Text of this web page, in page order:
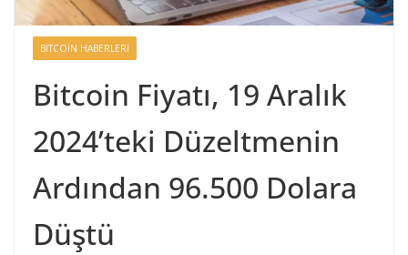
BITCOIN HABERLERI
Bitcoin Fiyatı, 19 Aralık
2024’teki Düzeltmenin
Ardından 96.500 Dolara
Düştü